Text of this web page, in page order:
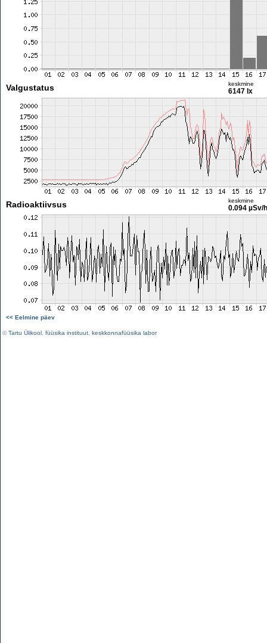
Valgustatus keskmine
6147 lx
Radioaktiivsus keskmine
0.094 µSv/h
<< Eelmine päev
©Tartu Ülikool füüsika instituut keskkonnafüüsika labor